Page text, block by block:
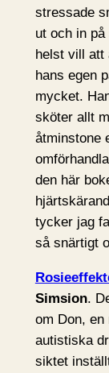
stressade
ut och in
helst vill att
hans egen
mycket.
sköter allt
åtminstone
omförhandla
den här
tycker jag
så snärtigt
Simsion.
om Don, en
autistiska
siktet